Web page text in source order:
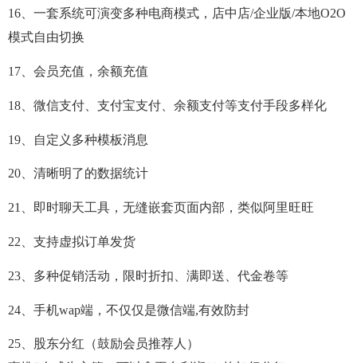
16、一套系统可演变多种电商模式，店中店/企业版/本地O2O
模式自由切换
17、会员充值，余额充值
18、微信支付、支付宝支付、余额支付等支付手段多样化
19、自定义多种模板消息
20、清晰明了的数据统计
21、即时聊天工具，无缝嵌套页面内部，类似阿里旺旺
22、支持虚拟订单发货
23、多种促销活动，限时折扣、满即送、代金卷等
24、手机wap端，不仅仅是微信端,有效防封
25、股东分红（鼓励会员推荐人）